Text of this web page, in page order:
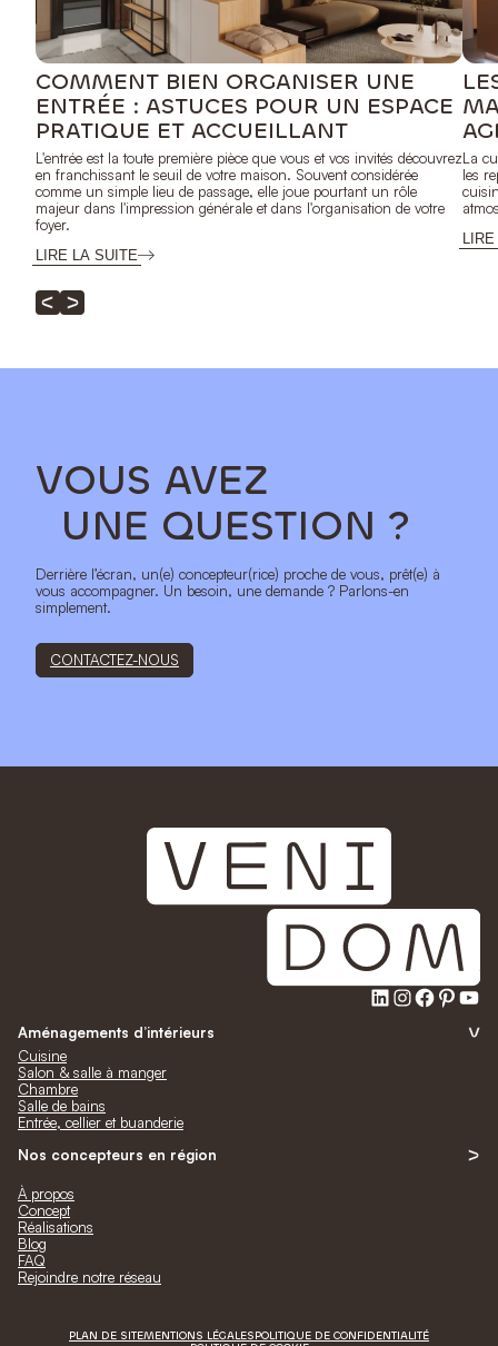
COMMENT BIEN ORGANISER UNE
ENTRÉE : ASTUCES POUR UN ESPACE
PRATIQUE ET ACCUEILLANT
L'entrée est la toute première pièce que vous et vos invités découvrez
en franchissant le seuil de votre maison. Souvent considérée
comme un simple lieu de passage, elle joue pourtant un rôle
majeur dans l'impression générale et dans l'organisation de votre
foyer.
LIRE LA SUITE
La
les
VOUS AVEZ
UNE QUESTION ?
Derrière l’écran, un(e) concepteur(rice) proche de vous, prêt(e) à
vous accompagner. Un besoin, une demande ? Parlons-en
simplement.
CONTACTEZ-NOUS
LinkedIn
Aménagements d’intérieurs
Cuisine
Salon & salle à manger
Chambre
Salle de bains
Entrée, cellier et buanderie
Nos concepteurs en région
À propos
Concept
Réalisations
Blog
FAQ
Rejoindre notre réseau
PLAN DE SITEMENTIONS LÉGALESPOLITIQUE DE CONFIDENTIALITÉ